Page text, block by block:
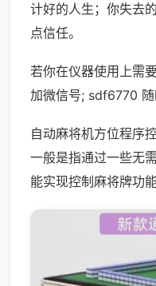
计好的人生；你失去
点信任。
若你在仪器使用上需
加微信号; sdf6770 随
自动麻将机方位程序
一般是指通过一些无
能实现控制麻将牌功